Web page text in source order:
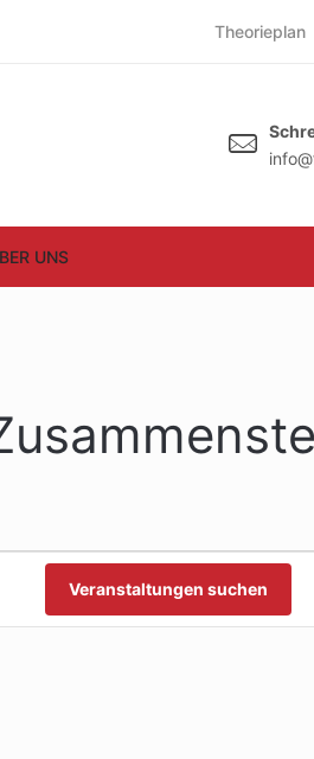
Theorieplan
UNS
Veranstaltungen suchen